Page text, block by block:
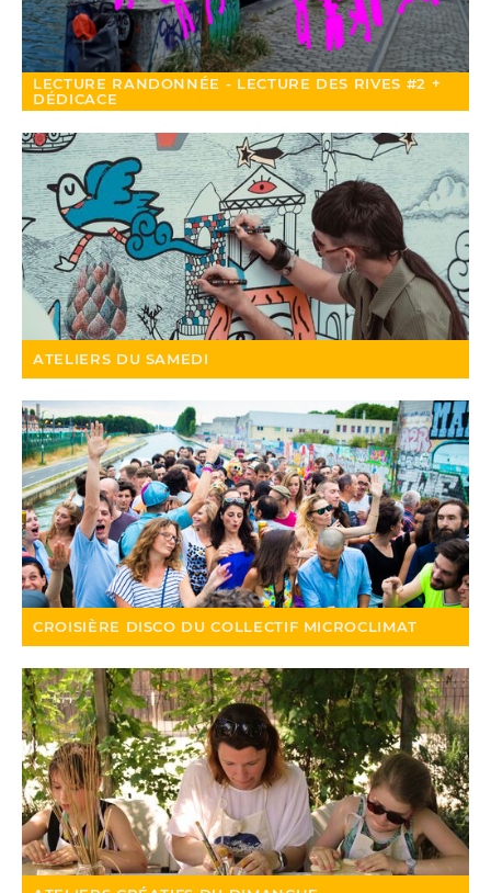
LECTURE RANDONNÉE - LECTURE DES RIVES #2 +
DÉDICACE
ATELIERS DU SAMEDI
CROISIÈRE DISCO DU COLLECTIF MICROCLIMAT